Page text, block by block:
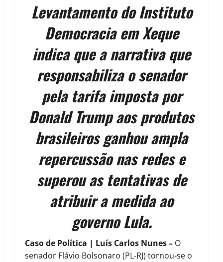
Levantamento do Instituto
Democracia em Xeque
indica que a narrativa que
responsabiliza o senador
pela tarifa imposta por
Donald Trump aos produtos
brasileiros ganhou ampla
repercussão nas redes e
superou as tentativas de
atribuir a medida ao
governo Lula.
Caso de Política | Luís Carlos Nunes – O
senador Flávio Bolsonaro (PL-RJ) tornou-se o